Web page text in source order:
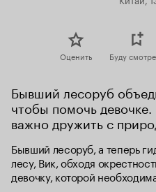
Оценить Буду
Бывший лесоруб
чтобы помочь
важно дружить с
Бывший лесоруб, а теперь
лесу, Вик, обходя
девочку, которой